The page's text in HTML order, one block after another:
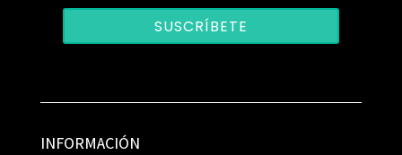
SUSCRÍBETE
INFORMACIÓN